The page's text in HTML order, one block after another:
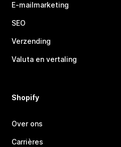
E-mailmarketing
SEO
Verzending
Valuta en vertaling
Shopify
Over ons
Carrières